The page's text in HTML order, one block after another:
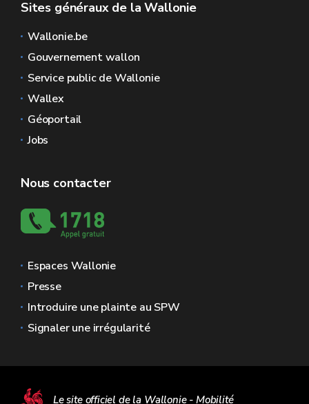
Sites généraux de la Wallonie
Wallonie.be
Gouvernement wallon
Service public de Wallonie
Wallex
Géoportail
Jobs
Nous contacter
Espaces Wallonie
Presse
Introduire une plainte au SPW
Signaler une irrégularité
Le site officiel de la Wallonie - Mobilité